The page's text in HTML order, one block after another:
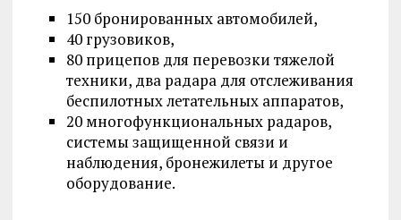
150 бронированных автомобилей,
40 грузовиков,
80 прицепов для перевозки тяжелой
техники, два радара для отслеживания
беспилотных летательных аппаратов,
20 многофункциональных радаров,
системы защищенной связи и
наблюдения, бронежилеты и другое
оборудование.